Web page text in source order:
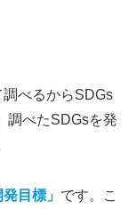
べるからSDGs
調べたSDGsを発
目標」 です。こ